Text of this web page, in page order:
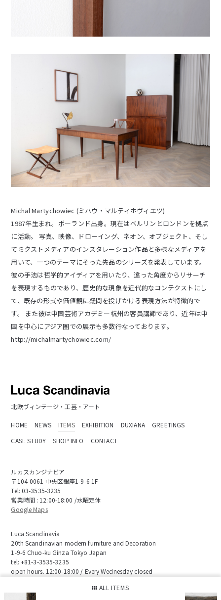
Michal Martychowiec (ミハウ・マルティホヴィエツ)
1987年生まれ。ポーランド出身。現在はベルリンとロンドンを拠点
に活動。 写真、映像、ドローイング、ネオン、オブジェクト、そし
てミクストメディアのインスタレーション作品と多様なメディアを
用いて、一つのテーマにそった先品のシリーズを発表しています。
彼の手法は哲学的アイディアを用いたり、違った角度からリサーチ
を表現するものであり、歴史的な現象を近代的なコンテクストにし
て、既存の形式や価値観に疑問を投げかける表現方法が特徴的で
す。 また彼は中国芸術アカデミー杭州の客員講師であり、近年は中
国を中心にアジア圏での展示も多数行なっております。
http://michalmartychowiec.com/
ALL ITEMS
北欧ヴィンテージ・工芸・アート
HOME NEWS ITEMS EXHIBITION DUXIANA
GREETINGS
CASE STUDY
SHOP INFO CONTACT
ルカスカンジナビア
〒104-0061 中央区銀座1-9-6 1F
Tel: 03-3535-3235
営業時間 : 12:00-18:00 /水曜定休
Google Maps
Luca Scandinavia
20th Scandinavian modern furniture and Decoration
1-9-6 Chuo-ku Ginza Tokyo Japan
tel: +81-3-3535-3235
open hours. 12:00-18:00 / Every Wednesday closed
会社概要